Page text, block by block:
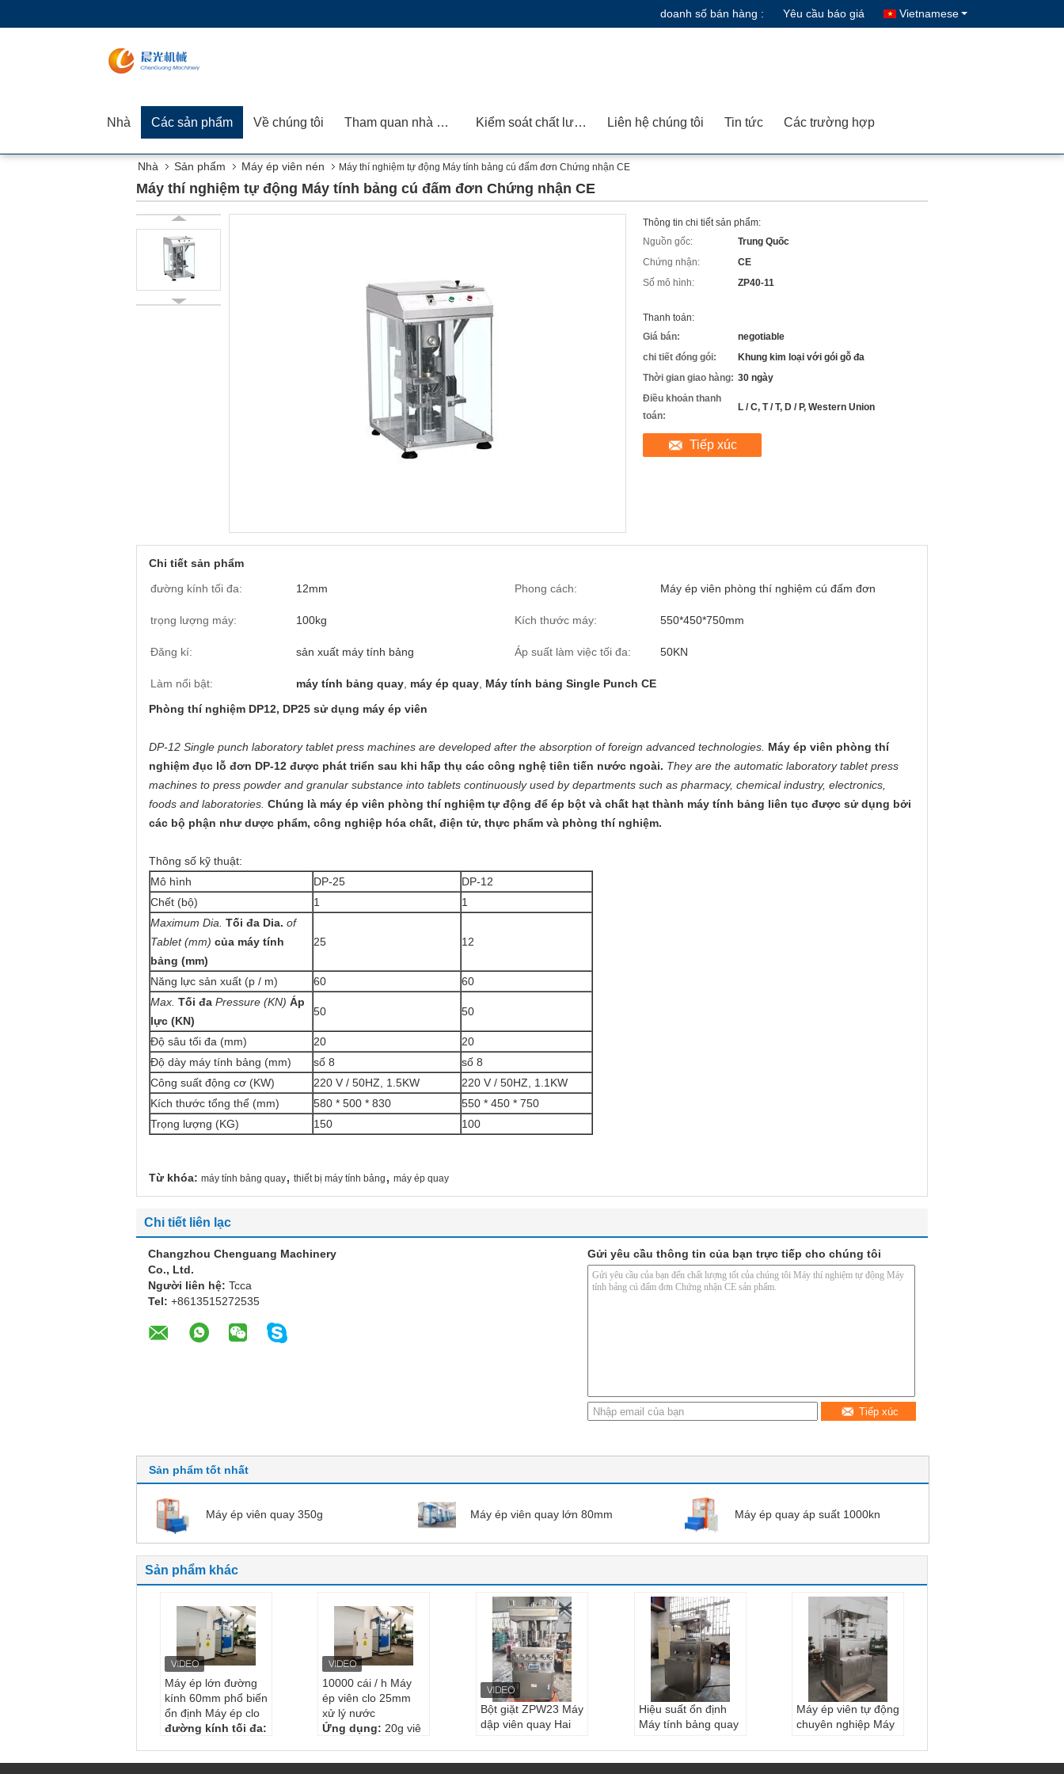
doanh số bán hàng : Yêu cầu báo giá Vietnamese
Nhà Các sản phẩm Về chúng tôi Tham quan nhà máy Kiểm soát chất lượng Liên hệ chúng tôi Tin tức Các trường hợp
Nhà Sản phẩm Máy ép viên nén Máy thí nghiệm tự động Máy tính bảng cú đấm đơn Chứng nhận CE
Máy thí nghiệm tự động Máy tính bảng cú đấm đơn Chứng nhận CE
Thông tin chi tiết sản phẩm:
Nguồn gốc:
Trung Quốc
Chứng nhận:
CE
Số mô hình:
ZP40-11
Thanh toán:
Giá bán:
negotiable
chi tiết đóng gói:
Khung kim loại với gói gỗ đa
Thời gian giao hàng: 30 ngày
Điều khoản thanh
toán:
L / C, T / T, D / P, Western Union
Tiếp xúc
Chi tiết sản phẩm
đường kính tối đa:
12mm Phong cách: Máy ép viên phòng thí nghiệm cú đấm đơn
trọng lượng máy: 100kg Kích thước máy: 550*450*750mm
Đăng kí: sản xuất máy tính bảng Áp suất làm việc tối đa: 50KN
Làm nổi bật: máy tính bảng quay máy ép quay Máy tính bảng Single Punch CE
Phòng thí nghiệm DP12, DP25 sử dụng máy ép viên
DP-12 Single punch laboratory tablet press machines are developed after the absorption of foreign advanced technologies. Máy ép viên phòng thí
nghiệm đục lỗ đơn DP-12 được phát triển sau khi hấp thụ các công nghệ tiên tiến nước ngoài. They are the automatic laboratory tablet press
machines to press powder and granular substance into tablets continuously used by departments such as pharmacy, chemical industry, electronics,
foods and laboratories. Chúng là máy ép viên phòng thí nghiệm tự động để ép bột và chất hạt thành máy tính bảng liên tục được sử dụng bởi
các bộ phận như dược phẩm, công nghiệp hóa chất, điện tử, thực phẩm và phòng thí nghiệm.
Thông số kỹ thuật:
Mô hình
DP-25
DP-12
Chết (bộ)
1
1
Maximum Dia. Tối đa Dia. of
Tablet (mm) của máy tính
bảng (mm)
25 12
Năng lực sản xuất (p / m) 60
60
Max. Tối đa Pressure (KN) Áp
lực (KN)
50 50
Độ sâu tối đa (mm) 20
20
Độ dày máy tính bảng (mm)
số 8
số 8
Công suất động cơ (KW)
220 V / 50HZ, 1.5KW
220 V / 50HZ, 1.1KW
Kích thước tổng thể (mm)
580 * 500 * 830
550 * 450 * 750
Trọng lượng (KG)
150 100
Từ khóa: máy tính bảng quay, thiết bị máy tính bảng , máy ép quay
Chi tiết liên lạc
Changzhou Chenguang Machinery
Co., Ltd.
Người liên hệ: Tcca
Tel: +8613515272535
Gửi yêu cầu thông tin của bạn trực tiếp cho chúng tôi
Tiếp xúc
Sản phẩm tốt nhất
Máy ép viên quay 350g Máy ép viên quay lớn 80mm Máy ép quay áp suất 1000kn
Sản phẩm khác
Máy ép lớn đường
kính 60mm phổ biến
ổn định Máy ép clo
đường kính tối đa:
10000 cái / h Máy
ép viên clo 25mm
xử lý nước
Ứng dụng: 20g viê
Bột giặt ZPW23 Máy
dập viên quay Hai
Người mẫu:Máy é
Hiệu suất ổn định
Máy tính bảng quay
25 mm Dễ dàng vệ
Máy ép viên tự động
chuyên nghiệp Máy
60mm Cấu trúc dễ